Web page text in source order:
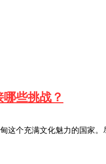
些挑战？
这个充满文化魅力的国家